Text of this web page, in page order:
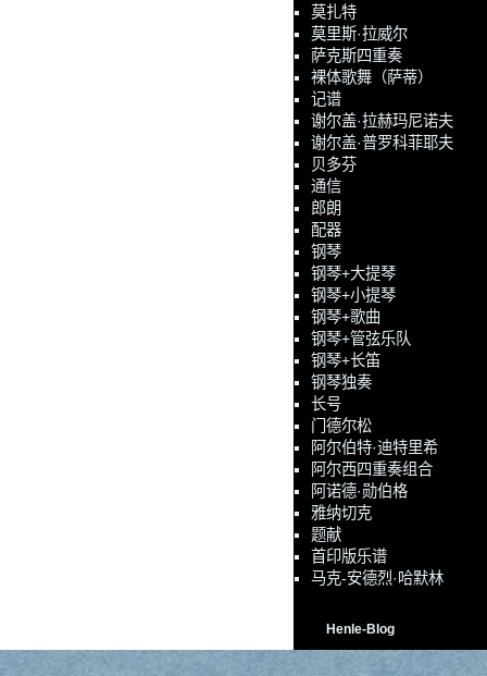
莫扎特
莫里斯·拉威尔
萨克斯四重奏
裸体歌舞（萨蒂）
记谱
谢尔盖·拉赫玛尼诺夫
谢尔盖·普罗科菲耶夫
贝多芬
通信
郎朗
配器
钢琴
钢琴+大提琴
钢琴+小提琴
钢琴+歌曲
钢琴+管弦乐队
钢琴+长笛
钢琴独奏
长号
门德尔松
阿尔伯特·迪特里希
阿尔西四重奏组合
阿诺德·勋伯格
雅纳切克
题献
首印版乐谱
马克-安德烈·哈默林
Henle-Blog